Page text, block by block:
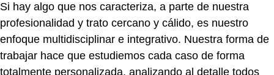
Si hay algo que nos caracteriza, a parte de nuestra
profesionalidad y trato cercano y cálido, es nuestro
enfoque multidisciplinar e integrativo. Nuestra forma de
trabajar hace que estudiemos cada caso de forma
totalmente personalizada, analizando al detalle todos